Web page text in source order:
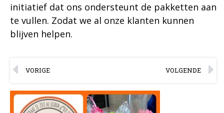
initiatief dat ons ondersteunt de pakketten aan
te vullen. Zodat we al onze klanten kunnen
blijven helpen.
VORIGE VOLGENDE